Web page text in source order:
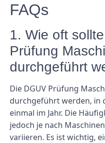
FAQs
1. Wie oft
Prüfung
durchgeführt
Die DGUV Prüfung
durchgeführt werden, in
einmal im Jahr. Die
jedoch je nach
variieren. Es ist wichtig,